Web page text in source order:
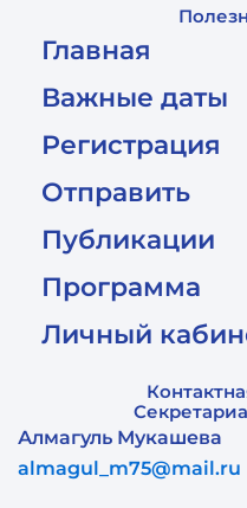
Главная
Важные даты
Регистрация
Отправить
Публикации
Программа
Личный
Алмагуль Мукашева
almagul_m75@mail.ru